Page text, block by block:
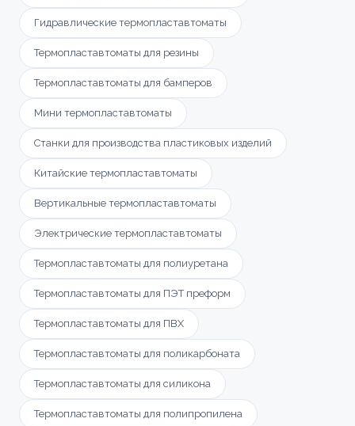
Гидравлические термопластавтоматы
Термопластавтоматы для резины
Термопластавтоматы для бамперов
Мини термопластавтоматы
Станки для производства пластиковых изделий
Китайские термопластавтоматы
Вертикальные термопластавтоматы
Электрические термопластавтоматы
Термопластавтоматы для полиуретана
Термопластавтоматы для ПЭТ преформ
Термопластавтоматы для ПВХ
Термопластавтоматы для поликарбоната
Термопластавтоматы для силикона
Термопластавтоматы для полипропилена